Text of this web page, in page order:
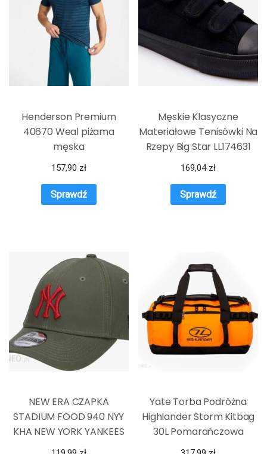
Henderson Premium
40670 Weal piżama
męska
157,90 zł
Sprawdź
Męskie Klasyczne
Materiałowe Tenisówki Na
Rzepy Big Star LL174631
Czarne
169,04 zł
Sprawdź
NEW ERA CZAPKA
STADIUM FOOD 940 NYY
KHA NEW YORK YANKEES
NOV
Yate Torba Podróżna
Highlander Storm Kitbag
30L Pomarańczowa